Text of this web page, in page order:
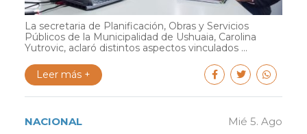
La secretaria de Planificación, Obras y Servicios
Públicos de la Municipalidad de Ushuaia, Carolina
Yutrovic, aclaró distintos aspectos vinculados ...
Leer más +
NACIONAL Mié 5. Ago